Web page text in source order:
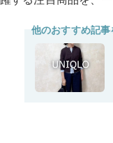
他のおすすめ記事